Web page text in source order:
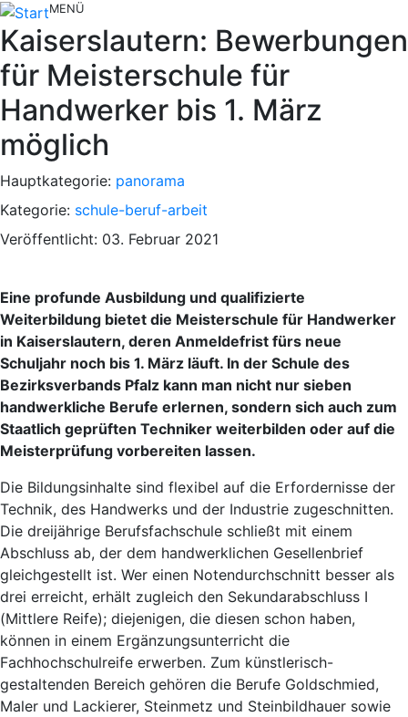
MENÜ
Kaiserslautern: Bewerbungen
für Meisterschule für
Handwerker bis 1. März
möglich
Hauptkategorie: panorama
Kategorie: schule-beruf-arbeit
Veröffentlicht: 03. Februar 2021
Eine profunde Ausbildung und qualifizierte
Weiterbildung bietet die Meisterschule für Handwerker
in Kaiserslautern, deren Anmeldefrist fürs neue
Schuljahr noch bis 1. März läuft. In der Schule des
Bezirksverbands Pfalz kann man nicht nur sieben
handwerkliche Berufe erlernen, sondern sich auch zum
Staatlich geprüften Techniker weiterbilden oder auf die
Meisterprüfung vorbereiten lassen.
Die Bildungsinhalte sind flexibel auf die Erfordernisse der
Technik, des Handwerks und der Industrie zugeschnitten.
Die dreijährige Berufsfachschule schließt mit einem
Abschluss ab, der dem handwerklichen Gesellenbrief
gleichgestellt ist. Wer einen Notendurchschnitt besser als
drei erreicht, erhält zugleich den Sekundarabschluss I
(Mittlere Reife); diejenigen, die diesen schon haben,
können in einem Ergänzungsunterricht die
Fachhochschulreife erwerben. Zum künstlerisch-
gestaltenden Bereich gehören die Berufe Goldschmied,
Maler und Lackierer, Steinmetz und Steinbildhauer sowie